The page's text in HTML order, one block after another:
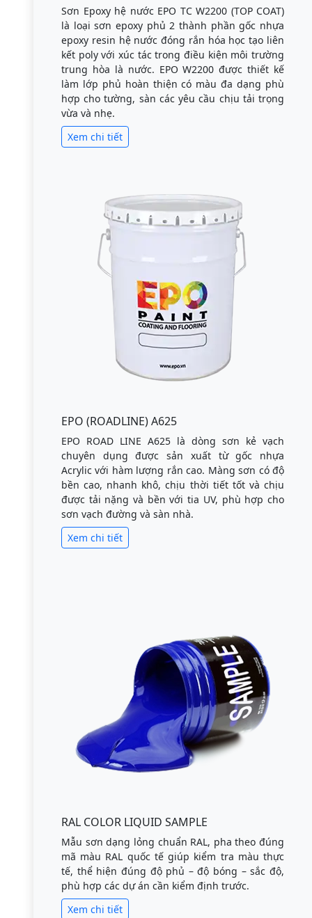
Sơn Epoxy hệ nước EPO TC W2200 (TOP COAT)
là loại sơn epoxy phủ 2 thành phần gốc nhựa
epoxy resin hệ nước đóng rắn hóa học tạo liên
kết poly với xúc tác trong điều kiện môi trường
trung hòa là nước. EPO W2200 được thiết kế
làm lớp phủ hoàn thiện có màu đa dạng phù
hợp cho tường, sàn các yêu cầu chịu tải trọng
vừa và nhẹ.
Xem chi tiết
EPO (ROADLINE) A625
EPO ROAD LINE A625 là dòng sơn kẻ vạch
chuyên dụng được sản xuất từ gốc nhựa
Acrylic với hàm lượng rắn cao. Màng sơn có độ
bền cao, nhanh khô, chịu thời tiết tốt và chịu
được tải nặng và bền với tia UV, phù hợp cho
sơn vạch đường và sàn nhà.
Xem chi tiết
RAL COLOR LIQUID SAMPLE
Mẫu sơn dạng lỏng chuẩn RAL, pha theo đúng
mã màu RAL quốc tế giúp kiểm tra màu thực
tế, thể hiện đúng độ phủ – độ bóng – sắc độ,
phù hợp các dự án cần kiểm định trước.
Xem chi tiết